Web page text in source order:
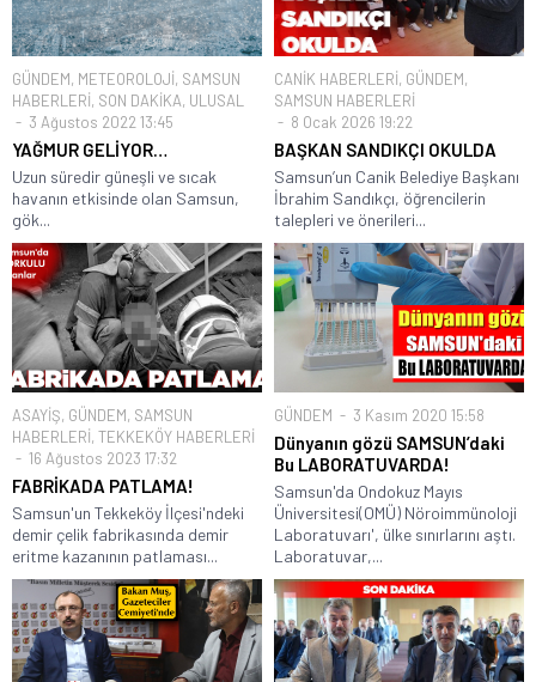
GÜNDEM, METEOROLOJİ, SAMSUN
HABERLERİ, SON DAKİKA, ULUSAL
3 Ağustos 2022 13:45
YAĞMUR GELİYOR…
Uzun süredir güneşli ve sıcak
havanın etkisinde olan Samsun,
gök...
CANİK HABERLERİ, GÜNDEM,
SAMSUN HABERLERİ
8 Ocak 2026 19:22
BAŞKAN SANDIKÇI OKULDA
Samsun’un Canik Belediye Başkanı
İbrahim Sandıkçı, öğrencilerin
talepleri ve önerileri...
ASAYİŞ, GÜNDEM, SAMSUN
HABERLERİ, TEKKEKÖY HABERLERİ
16 Ağustos 2023 17:32
FABRİKADA PATLAMA!
Samsun'un Tekkeköy İlçesi'ndeki
demir çelik fabrikasında demir
eritme kazanının patlaması...
GÜNDEM 3 Kasım 2020 15:58
Dünyanın gözü SAMSUN’daki
Bu LABORATUVARDA!
Samsun'da Ondokuz Mayıs
Üniversitesi(OMÜ) Nöroimmünoloji
Laboratuvarı', ülke sınırlarını aştı.
Laboratuvar,...